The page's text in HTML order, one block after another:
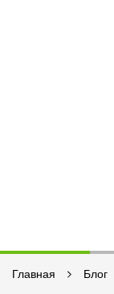
Главная Блог